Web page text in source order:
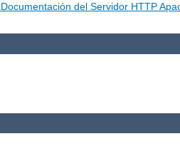
del Servidor HTTP